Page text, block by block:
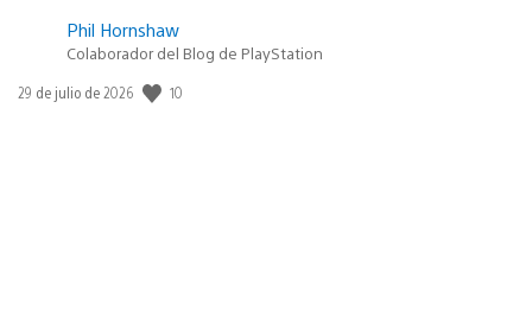
Phil Hornshaw
Colaborador del Blog de PlayStation
Fecha
29 de julio de 2026 10